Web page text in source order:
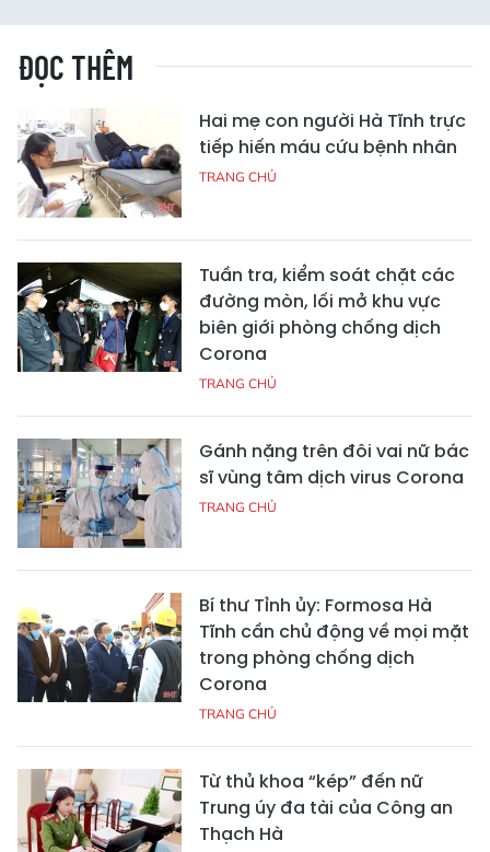
ĐỌC THÊM
Hai mẹ con người Hà Tĩnh trực
tiếp hiến máu cứu bệnh nhân
TRANG CHỦ
Tuần tra, kiểm soát chặt các
đường mòn, lối mở khu vực
biên giới phòng chống dịch
Corona
TRANG CHỦ
Gánh nặng trên đôi vai nữ bác
sĩ vùng tâm dịch virus Corona
TRANG CHỦ
Bí thư Tỉnh ủy: Formosa Hà
Tĩnh cần chủ động về mọi mặt
trong phòng chống dịch
Corona
TRANG CHỦ
Từ thủ khoa “kép” đến nữ
Trung úy đa tài của Công an
Thạch Hà